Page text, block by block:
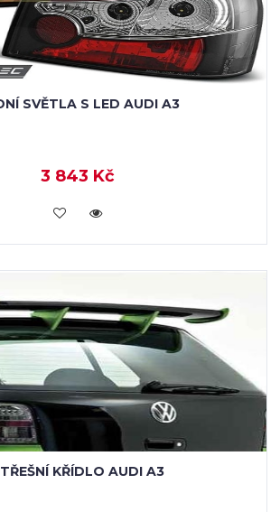
SVĚTLA S LED AUDI A3
3 843 Kč
KOUPIT
KŘÍDLO AUDI A3